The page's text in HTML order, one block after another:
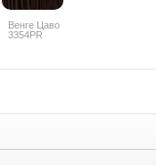
Венге Цаво
3354PR